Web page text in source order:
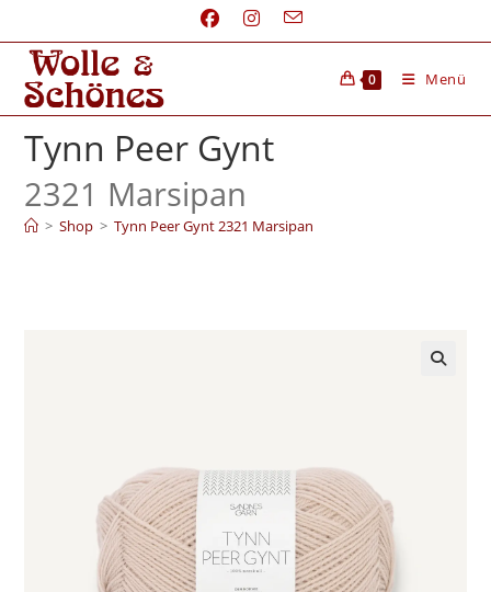
0 Menü
Tynn Peer Gynt
2321 Marsipan
> Shop > Tynn Peer Gynt 2321 Marsipan